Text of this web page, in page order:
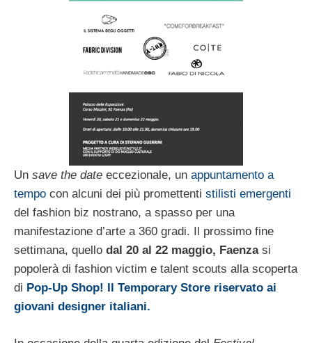
Un save the date eccezionale, un appuntamento a
tempo con alcuni dei più promettenti stilisti emergenti
del fashion biz nostrano, a spasso per una
manifestazione d’arte a 360 gradi. Il prossimo fine
settimana, quello dal 20 al 22 maggio, Faenza si
popolerà di fashion victim e talent scouts alla scoperta
di Pop-Up Shop! Il Temporary Store riservato ai
giovani designer italiani.